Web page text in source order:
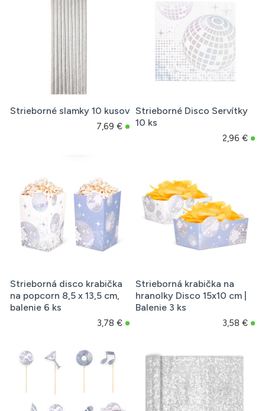
Strieborné slamky 10 kusov
7,69 €
Strieborné Disco Servítky
10 ks
2,96 €
Strieborná disco krabička
na popcorn 8,5 x 13,5 cm,
balenie 6 ks
3,78 €
Strieborná krabička na
hranolky Disco 15x10 cm |
Balenie 3 ks
3,58 €